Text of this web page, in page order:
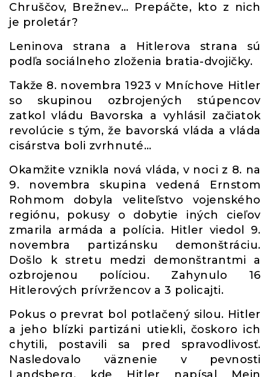
Chruščov, Brežnev… Prepáčte, kto z nich
je proletár?
Leninova strana a Hitlerova strana sú
podľa sociálneho zloženia bratia-dvojičky.
Takže 8. novembra 1923 v Mníchove Hitler
so skupinou ozbrojených stúpencov
zatkol vládu Bavorska a vyhlásil začiatok
revolúcie s tým, že bavorská vláda a vláda
cisárstva boli zvrhnuté…
Okamžite vznikla nová vláda, v noci z 8. na
9. novembra skupina vedená Ernstom
Rohmom dobyla veliteľstvo vojenského
regiónu, pokusy o dobytie iných cieľov
zmarila armáda a polícia. Hitler viedol 9.
novembra partizánsku demonštráciu.
Došlo k stretu medzi demonštrantmi a
ozbrojenou políciou. Zahynulo 16
Hitlerových prívržencov a 3 policajti.
Pokus o prevrat bol potlačený silou. Hitler
a jeho blízki partizáni utiekli, čoskoro ich
chytili, postavili sa pred spravodlivosť.
Nasledovalo väznenie v pevnosti